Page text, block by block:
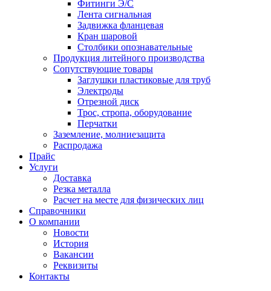
Фитинги Э/С
Лента сигнальная
Задвижка фланцевая
Кран шаровой
Столбики опознавательные
Продукция литейного производства
Сопутствующие товары
Заглушки пластиковые для труб
Электроды
Отрезной диск
Трос, стропа, оборудование
Перчатки
Заземление, молниезащита
Распродажа
Прайс
Услуги
Доставка
Резка металла
Расчет на месте для физических лиц
Справочники
О компании
Новости
История
Вакансии
Реквизиты
Контакты